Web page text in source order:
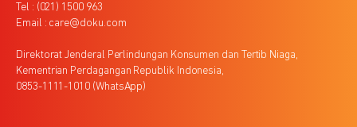
Tel : (021) 1500 963
Email : care@doku.com
Direktorat Jenderal Perlindungan Konsumen dan Tertib Niaga,
Kementrian Perdagangan Republik Indonesia,
0853-1111-1010 (WhatsApp)